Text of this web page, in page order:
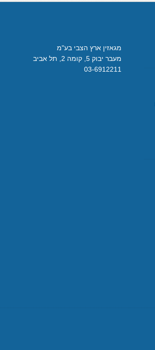
מגאזין ארץ הצבי בע"מ
מעבר יבוק 5, קומה 2, תל אביב
03-6912211